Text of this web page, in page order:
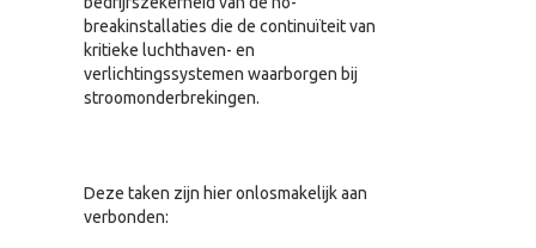
breakinstallaties die de continuïteit van
kritieke luchthaven- en
verlichtingssystemen waarborgen bij
stroomonderbrekingen.
Deze taken zijn hier onlosmakelijk aan
verbonden: